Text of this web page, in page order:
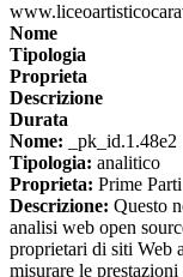
Nome
Tipologia
Proprieta
Descrizione
Durata
Nome: _pk_id.1.48e2
Tipologia: analitico
Proprieta: Prime Parti
Descrizione: Questo
analisi web open
proprietari di siti Web
misurare le